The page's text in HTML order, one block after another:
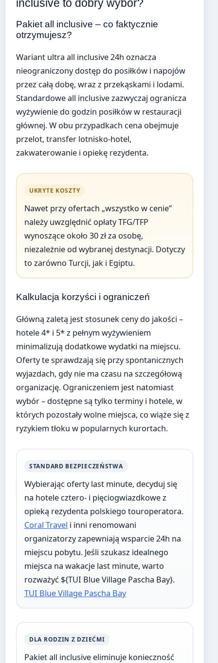
inclusive to dobry wybór?
Pakiet all inclusive – co faktycznie
otrzymujesz?
Wariant ultra all inclusive 24h oznacza
nieograniczony dostęp do posiłków i napojów
przez całą dobę, wraz z przekąskami i lodami.
Standardowe all inclusive zazwyczaj ogranicza
wyżywienie do godzin posiłków w restauracji
głównej. W obu przypadkach cena obejmuje
przelot, transfer lotnisko-hotel,
zakwaterowanie i opiekę rezydenta.
UKRYTE KOSZTY
Nawet przy ofertach „wszystko w cenie”
należy uwzględnić opłaty TFG/TFP
wynoszące około 30 zł za osobę,
niezależnie od wybranej destynacji. Dotyczy
to zarówno Turcji, jak i Egiptu.
Kalkulacja korzyści i ograniczeń
Główną zaletą jest stosunek ceny do jakości –
hotele 4* i 5* z pełnym wyżywieniem
minimalizują dodatkowe wydatki na miejscu.
Oferty te sprawdzają się przy spontanicznych
wyjazdach, gdy nie ma czasu na szczegółową
organizację. Ograniczeniem jest natomiast
wybór – dostępne są tylko terminy i hotele, w
których pozostały wolne miejsca, co wiąże się z
ryzykiem tłoku w popularnych kurortach.
STANDARD BEZPIECZEŃSTWA
Wybierając oferty last minute, decyduj się
na hotele cztero- i pięciogwiazdkowe z
opieką rezydenta polskiego touroperatora.
Coral Travel i inni renomowani
organizatorzy zapewniają wsparcie 24h na
miejscu pobytu. Jeśli szukasz idealnego
miejsca na wakacje last minute, warto
rozważyć ${TUI Blue Village Pascha Bay}.
TUI Blue Village Pascha Bay
DLA RODZIN Z DZIEĆMI
Pakiet all inclusive eliminuje konieczność